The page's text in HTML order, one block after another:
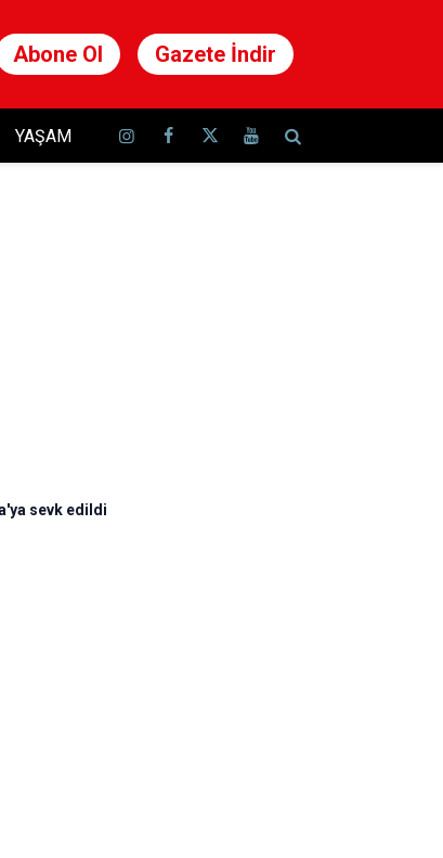
Abone Ol Gazete İndir
YAŞAM
sevk edildi